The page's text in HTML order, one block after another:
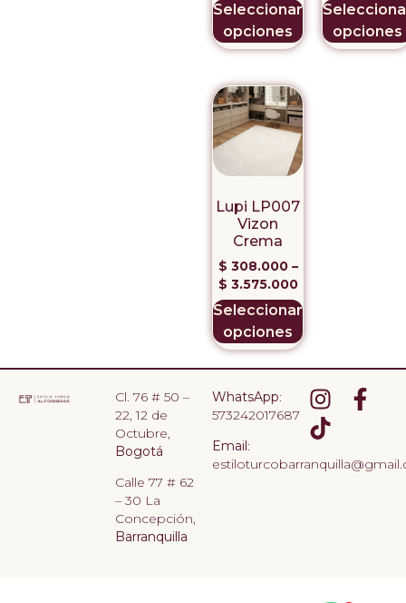
Seleccionar
opciones
opciones
Lupi LP007
Vizon
Crema
$ 308.000–
$ 3.575.000
Seleccionar
opciones
Cl. 76 # 50 –
22, 12 de
Octubre,
Bogotá
Calle 77 # 62
– 30 La
Concepción,
Barranquilla
WhatsApp:
573242017687
Email: